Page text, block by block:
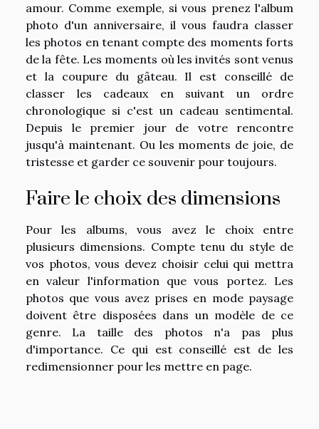
amour. Comme exemple, si vous prenez l'album
photo d'un anniversaire, il vous faudra classer
les photos en tenant compte des moments forts
de la fête. Les moments où les invités sont venus
et la coupure du gâteau. Il est conseillé de
classer les cadeaux en suivant un ordre
chronologique si c'est un cadeau sentimental.
Depuis le premier jour de votre rencontre
jusqu'à maintenant. Ou les moments de joie, de
tristesse et garder ce souvenir pour toujours.
Faire le choix des dimensions
Pour les albums, vous avez le choix entre
plusieurs dimensions. Compte tenu du style de
vos photos, vous devez choisir celui qui mettra
en valeur l'information que vous portez. Les
photos que vous avez prises en mode paysage
doivent être disposées dans un modèle de ce
genre. La taille des photos n'a pas plus
d'importance. Ce qui est conseillé est de les
redimensionner pour les mettre en page.